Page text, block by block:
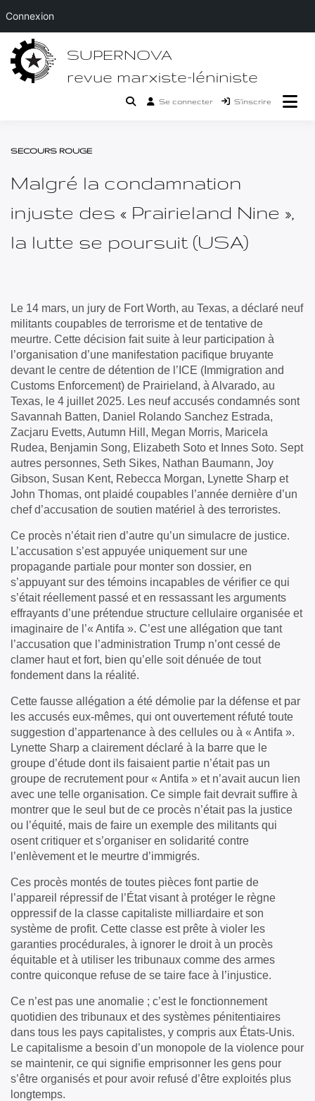
Passer
contenu
SUPERNOVA
revue marxiste-léniniste
Se connecter S’inscrire
SECOURS ROUGE
Malgré la condamnation
injuste des « Prairieland Nine »,
la lutte se poursuit (USA)
Le 14 mars, un jury de Fort Worth, au Texas, a déclaré neuf
militants coupables de terrorisme et de tentative de
meurtre. Cette décision fait suite à leur participation à
l’organisation d’une manifestation pacifique bruyante
devant le centre de détention de l’ICE (Immigration and
Customs Enforcement) de Prairieland, à Alvarado, au
Texas, le 4 juillet 2025. Les neuf accusés condamnés sont
Savannah Batten, Daniel Rolando Sanchez Estrada,
Zacjaru Evetts, Autumn Hill, Megan Morris, Maricela
Rudea, Benjamin Song, Elizabeth Soto et Innes Soto. Sept
autres personnes, Seth Sikes, Nathan Baumann, Joy
Gibson, Susan Kent, Rebecca Morgan, Lynette Sharp et
John Thomas, ont plaidé coupables l’année dernière d’un
chef d’accusation de soutien matériel à des terroristes.
Ce procès n’était rien d’autre qu’un simulacre de justice.
L’accusation s’est appuyée uniquement sur une
propagande partiale pour monter son dossier, en
s’appuyant sur des témoins incapables de vérifier ce qui
s’était réellement passé et en ressassant les arguments
effrayants d’une prétendue structure cellulaire organisée et
imaginaire de l’« Antifa ». C’est une allégation que tant
l’accusation que l’administration Trump n’ont cessé de
clamer haut et fort, bien qu’elle soit dénuée de tout
fondement dans la réalité.
Cette fausse allégation a été démolie par la défense et par
les accusés eux-mêmes, qui ont ouvertement réfuté toute
suggestion d’appartenance à des cellules ou à « Antifa ».
Lynette Sharp a clairement déclaré à la barre que le
groupe d’étude dont ils faisaient partie n’était pas un
groupe de recrutement pour « Antifa » et n’avait aucun lien
avec une telle organisation. Ce simple fait devrait suffire à
montrer que le seul but de ce procès n’était pas la justice
ou l’équité, mais de faire un exemple des militants qui
osent critiquer et s’organiser en solidarité contre
l’enlèvement et le meurtre d’immigrés.
Ces procès montés de toutes pièces font partie de
l’appareil répressif de l’État visant à protéger le règne
oppressif de la classe capitaliste milliardaire et son
système de profit. Cette classe est prête à violer les
garanties procédurales, à ignorer le droit à un procès
équitable et à utiliser les tribunaux comme des armes
contre quiconque refuse de se taire face à l’injustice.
Ce n’est pas une anomalie ; c’est le fonctionnement
quotidien des tribunaux et des systèmes pénitentiaires
dans tous les pays capitalistes, y compris aux États-Unis.
Le capitalisme a besoin d’un monopole de la violence pour
se maintenir, ce qui signifie emprisonner les gens pour
s’être organisés et pour avoir refusé d’être exploités plus
longtemps.
Connexion